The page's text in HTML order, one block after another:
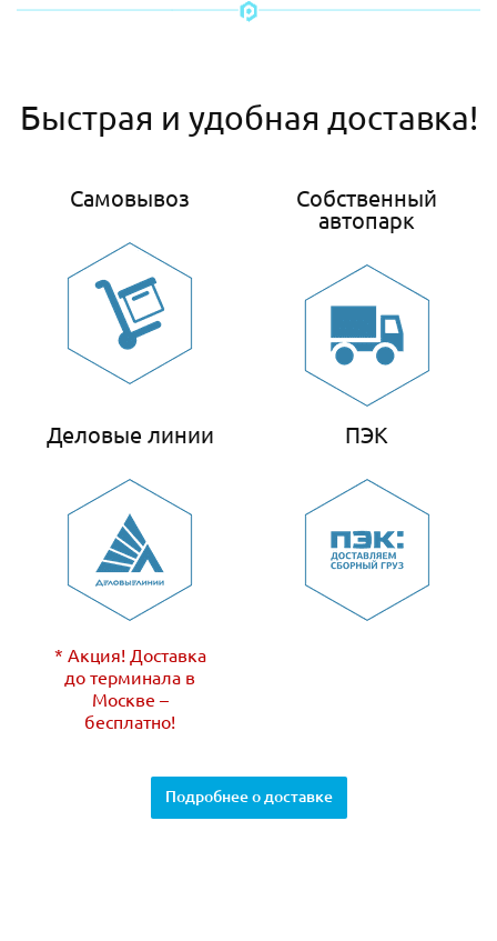
Быстрая и удобная доставка!
Самовывоз
Собственный
автопарк
Деловые линии
* Акция! Доставка
до терминала в
Москве –
бесплатно!
ПЭК
Подробнее о доставке